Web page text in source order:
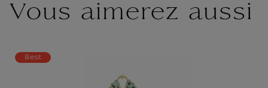
Vous aimerez aussi
Best